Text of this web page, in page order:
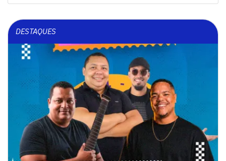
DESTAQUES